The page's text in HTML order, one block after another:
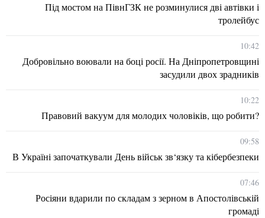
Під мостом на ПівнГЗК не розминулися дві автівки і
тролейбус
10:42
Добровільно воювали на боці росії. На Дніпропетровщині
засудили двох зрадників
10:22
Правовий вакуум для молодих чоловіків, що робити?
09:58
В Україні започаткували День військ зв‘язку та кібербезпеки
07:46
Росіяни вдарили по складам з зерном в Апостолівській
громаді